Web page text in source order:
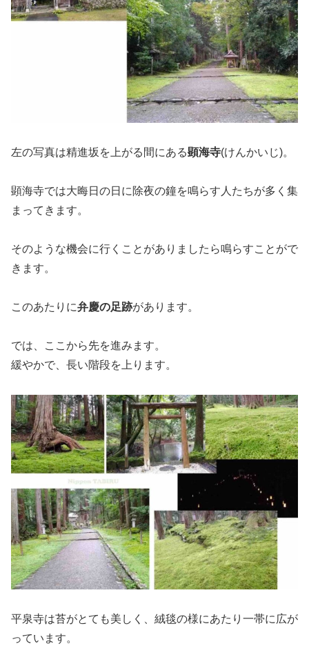
左の写真は精進坂を上がる間にある顕海寺(けんかいじ)。
顕海寺では大晦日の日に除夜の鐘を鳴らす人たちが多く集
まってきます。
そのような機会に行くことがありましたら鳴らすことがで
きます。
このあたりに弁慶の足跡があります。
では、ここから先を進みます。
緩やかで、長い階段を上ります。
平泉寺は苔がとても美しく、絨毯の様にあたり一帯に広が
っています。